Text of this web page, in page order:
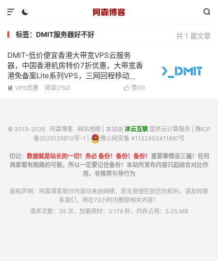
 

共 1 篇文章
标签：DMIT服务器好不好
DMIT-低价便宜香港大带宽VPS云服务
器，中国香港机房特价7折优惠，大带宽香
港免备案Lite系列VPS，三网回程移动
CMI，KVM虚拟化1核心1G内存1Gbps带宽
 赞(0)
 VPS优惠 阅读(752)
© 2019-2026 阿森博客 网站地图 | 本站由 冰云互联提供云计算服务 | 豫ICP
备2025135810号-1
豫公网安备 41132402411697号
切记： 数据就是站长的一切！务必 备份！备份！备份！ 重要事情说三遍！任何
商家都有跑路的可能，所以一定要记住备份！本站所发布内容只起综合对比作
用，非推荐引导行为
版权声明：阿森博客部分内容均来自网络，若无意侵犯到您的权利，请及时联
系我们，将在72小时内删除相关内容！
请求次数：35 次，加载用时：0.179 秒，内存占用：5.05 MB